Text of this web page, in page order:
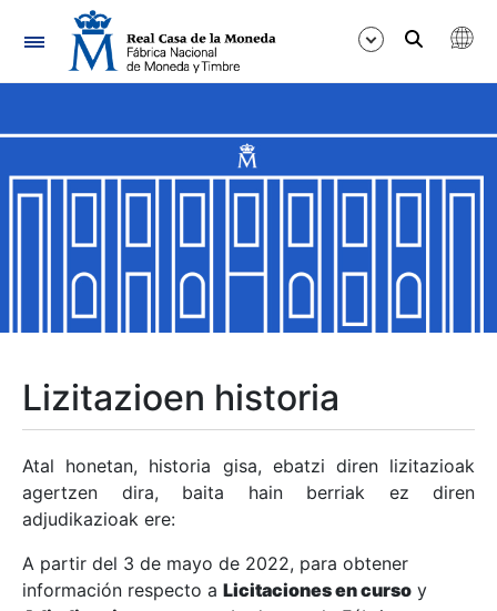
Nabigazioa
Erakutsi/Ezkutatu
Erakutsi/Ezkutatu
Erakutsi/Ezkutatu
Erakutsi/Ezkutatu
Erakutsi/Ezkutatu
Lizitazioen historia
Atal honetan, historia gisa, ebatzi diren lizitazioak
agertzen dira, baita hain berriak ez diren
adjudikazioak ere:
A partir del 3 de mayo de 2022, para obtener
información respecto a Licitaciones en curso y